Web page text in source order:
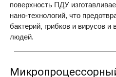
поверхность ПДУ
нано-технологий, что
бактерий, грибков и вирусов
людей.